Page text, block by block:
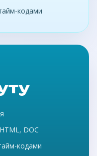
кодами
DOC
кодами